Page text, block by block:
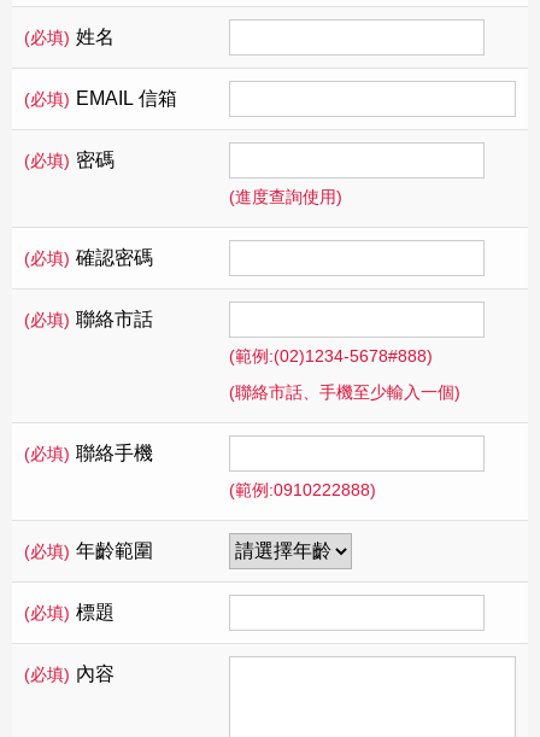
(必填) 姓名
(必填) EMAIL 信箱
(必填) 密碼
(進度查詢使用)
(必填) 確認密碼
(必填) 聯絡市話
(範例:(02)1234-5678#888)
(聯絡市話、手機至少輸入一個)
(必填) 聯絡手機
(範例:0910222888)
(必填) 年齡範圍
(必填) 標題
(必填) 內容